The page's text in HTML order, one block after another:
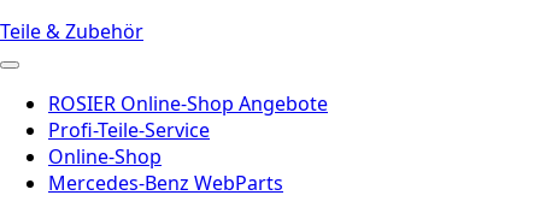
Teile & Zubehör
ROSIER Online-Shop Angebote
Profi-Teile-Service
Online-Shop
Mercedes-Benz WebParts